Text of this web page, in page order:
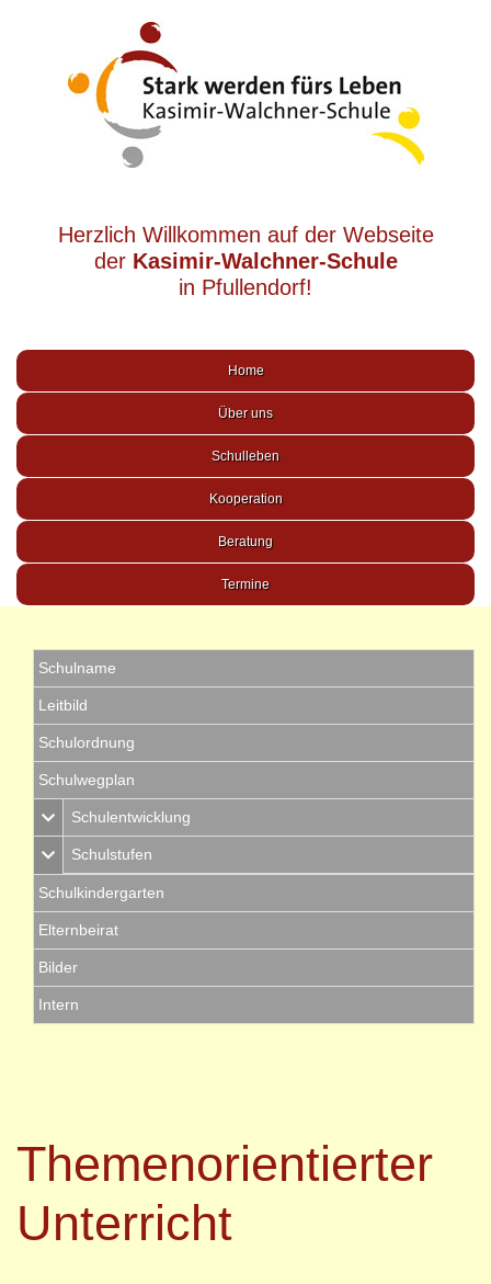
Herzlich Willkommen auf der Webseite
der Kasimir-Walchner-Schule
in Pfullendorf!
Home
Über uns
Schulleben
Kooperation
Beratung
Termine
Schulname
Leitbild
Schulordnung
Schulwegplan
Schulentwicklung
Schulstufen
Schulkindergarten
Elternbeirat
Bilder
Intern
Themenorientierter
Unterricht